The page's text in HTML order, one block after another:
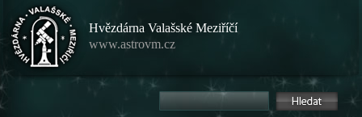
Hvězdárna Valašské Meziříčí
www.astrovm.cz